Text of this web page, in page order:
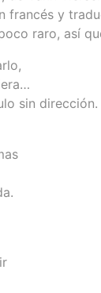
francés y
raro, así
sin dirección.